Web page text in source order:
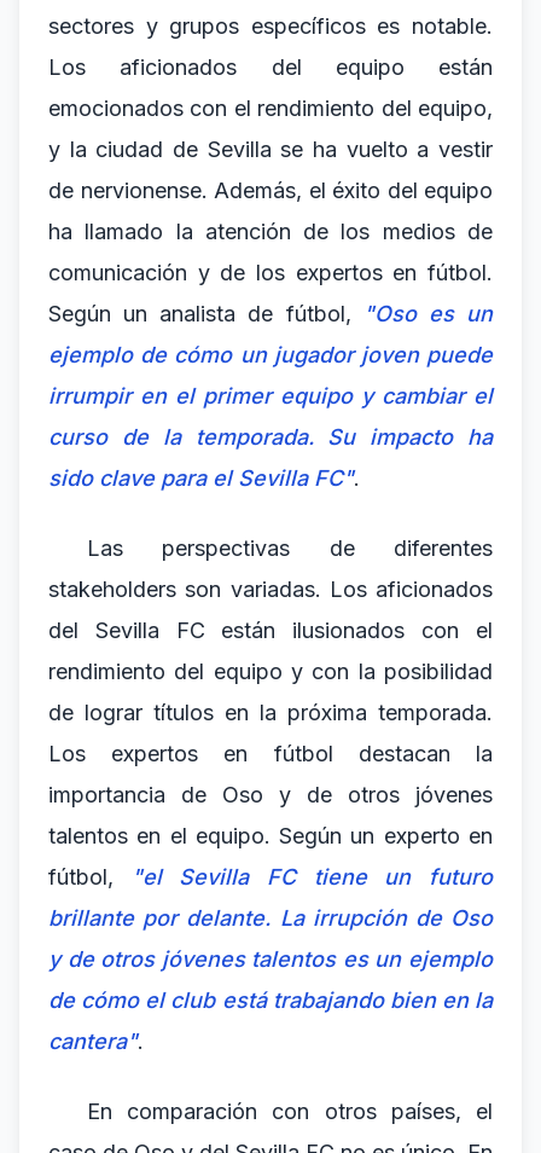
sectores y grupos específicos es notable.
Los aficionados del equipo están
emocionados con el rendimiento del equipo,
y la ciudad de Sevilla se ha vuelto a vestir
de nervionense. Además, el éxito del equipo
ha llamado la atención de los medios de
comunicación y de los expertos en fútbol.
Según un analista de fútbol,
"Oso es un
ejemplo de cómo un jugador joven puede
irrumpir en el primer equipo y cambiar el
curso de la temporada. Su impacto ha
sido clave para el Sevilla FC".
Las perspectivas de diferentes
stakeholders son variadas. Los aficionados
del Sevilla FC están ilusionados con el
rendimiento del equipo y con la posibilidad
de lograr títulos en la próxima temporada.
Los expertos en fútbol destacan la
importancia de Oso y de otros jóvenes
talentos en el equipo. Según un experto en
fútbol,
"el Sevilla FC tiene un futuro
brillante por delante. La irrupción de Oso
y de otros jóvenes talentos es un ejemplo
de cómo el club está trabajando bien en la
cantera".
En comparación con otros países, el